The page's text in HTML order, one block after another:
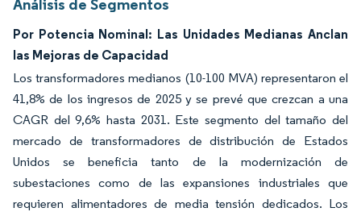
Análisis de Segmentos
Por Potencia Nominal: Las Unidades Medianas Anclan
las Mejoras de Capacidad
Los transformadores medianos (10-100 MVA) representaron el
41,8% de los ingresos de 2025 y se prevé que crezcan a una
CAGR del 9,6% hasta 2031. Este segmento del tamaño del
mercado de transformadores de distribución de Estados
Unidos se beneficia tanto de la modernización de
subestaciones como de las expansiones industriales que
requieren alimentadores de media tensión dedicados. Los